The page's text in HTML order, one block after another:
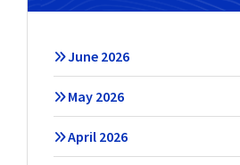
June 2026
May 2026
April 2026